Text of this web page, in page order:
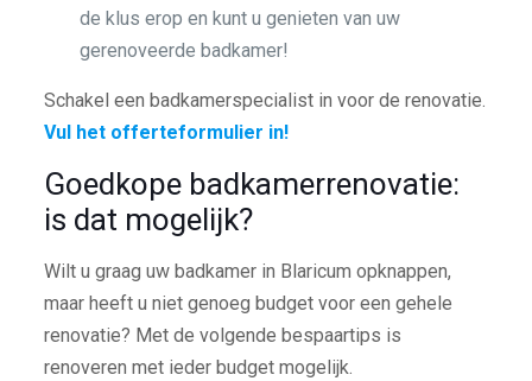
de klus erop en kunt u genieten van uw
gerenoveerde badkamer!
Schakel een badkamerspecialist in voor de renovatie.
Vul het offerteformulier in!
Goedkope badkamerrenovatie:
is dat mogelijk?
Wilt u graag uw badkamer in Blaricum opknappen,
maar heeft u niet genoeg budget voor een gehele
renovatie? Met de volgende bespaartips is
renoveren met ieder budget mogelijk.